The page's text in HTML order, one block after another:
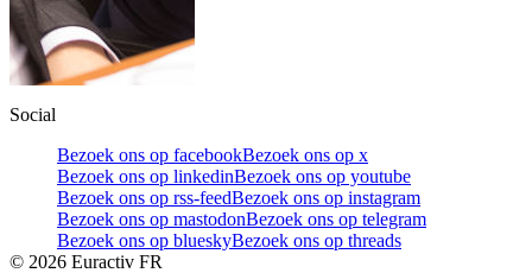
Social
Bezoek ons op facebookBezoek ons op x
Bezoek ons op linkedinBezoek ons op youtube
Bezoek ons op rss-feedBezoek ons op instagram
Bezoek ons op mastodonBezoek ons op telegram
Bezoek ons op blueskyBezoek ons op threads
© 2026 Euractiv FR